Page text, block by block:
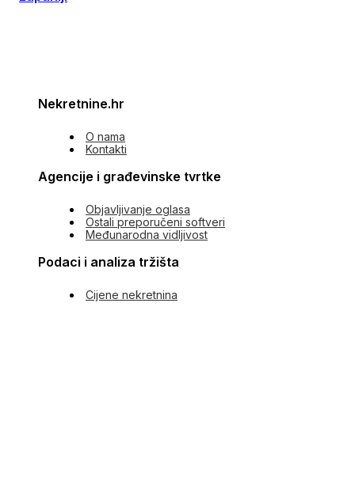
Nekretnine.hr
O nama
Kontakti
Agencije i građevinske tvrtke
Objavljivanje oglasa
Ostali preporučeni softveri
Međunarodna vidljivost
Podaci i analiza tržišta
Cijene nekretnina